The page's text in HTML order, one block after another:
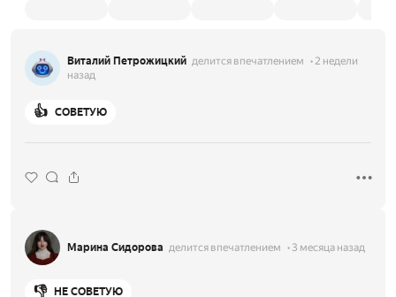
Виталий Петрожицкий делится впечатлением
2 недели
назад
👍 СОВЕТУЮ
Марина Сидорова делится впечатлением 3 месяца назад
👎 НЕ СОВЕТУЮ